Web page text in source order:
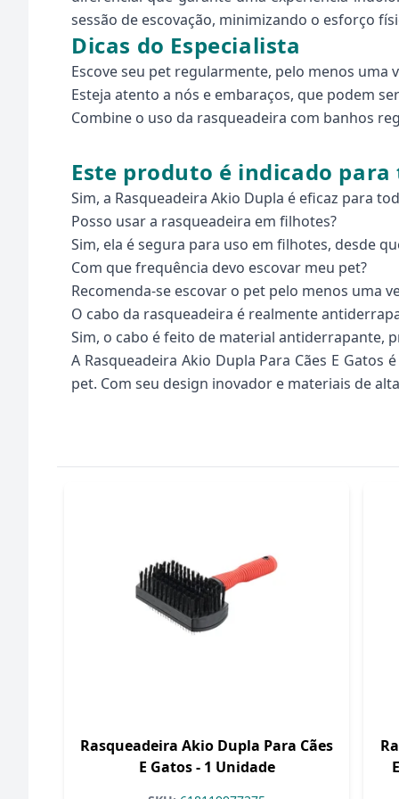
sessão de escovação, minimizando o esforço
Dicas do Especialista
Escove seu pet regularmente, pelo menos
Esteja atento a nós e embaraços, que podem
Combine o uso da rasqueadeira com banhos
Este produto é indicado
Sim, a Rasqueadeira Akio Dupla é eficaz para
Posso usar a rasqueadeira em filhotes?
Sim, ela é segura para uso em filhotes, desde
Com que frequência devo escovar meu pet?
Recomenda-se escovar o pet pelo menos uma
O cabo da rasqueadeira é realmente
Sim, o cabo é feito de material antiderrapante,
A Rasqueadeira Akio Dupla Para Cães E
pet. Com seu design inovador e materiais de
Rasqueadeira Akio Dupla Para Cães
E Gatos - 1 Unidade